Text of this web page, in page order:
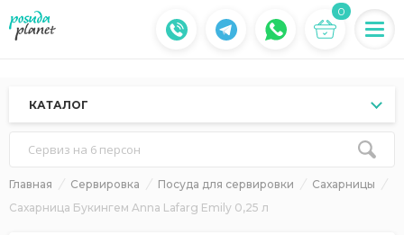
0
КАТАЛОГ
Сервиз на 6 персон
Главная Сервировка Посуда для сервировки
Сахарницы
Сахарница Букингем Anna Lafarg Emily 0,25 л